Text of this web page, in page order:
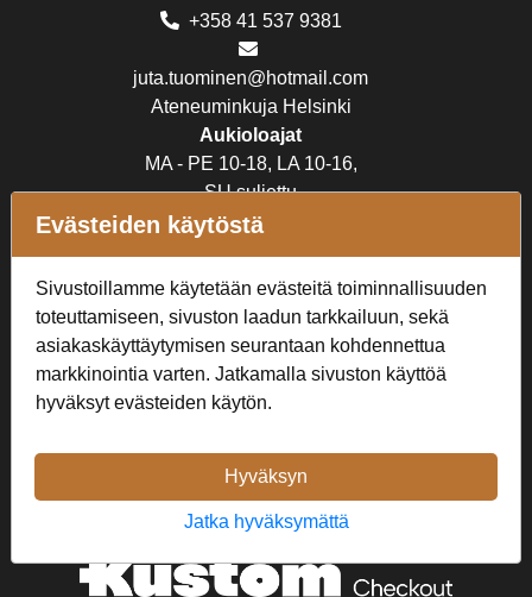
+358 41 537 9381
juta.tuominen@hotmail.com
Ateneuminkuja Helsinki
Aukioloajat
MA - PE 10-18, LA 10-16,
SU suljettu
Verkkokauppa
Tilaus- ja toimitusehdot
Rekisteriseloste
Seuraa Meitä
Evästeiden käytöstä
Sivustoillamme käytetään evästeitä toiminnallisuuden
toteuttamiseen, sivuston laadun tarkkailuun, sekä
asiakaskäyttäytymisen seurantaan kohdennettua
markkinointia varten. Jatkamalla sivuston käyttöä
hyväksyt evästeiden käytön.
Hyväksyn
Jatka hyväksymättä